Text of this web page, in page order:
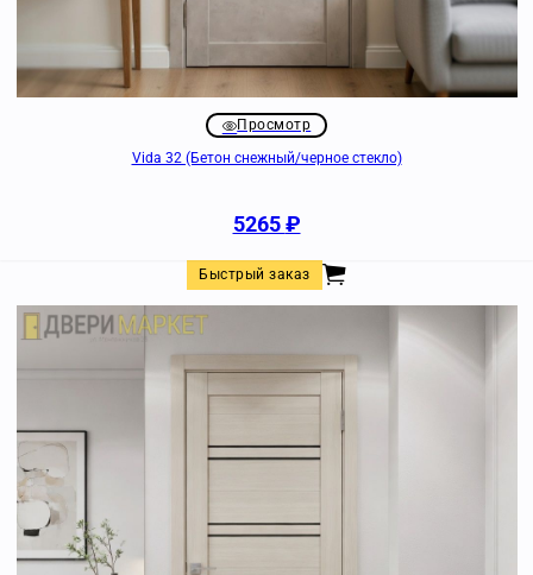
Просмотр
Vida 32 (Бетон снежный/черное стекло)
5265₽
Быстрый заказ